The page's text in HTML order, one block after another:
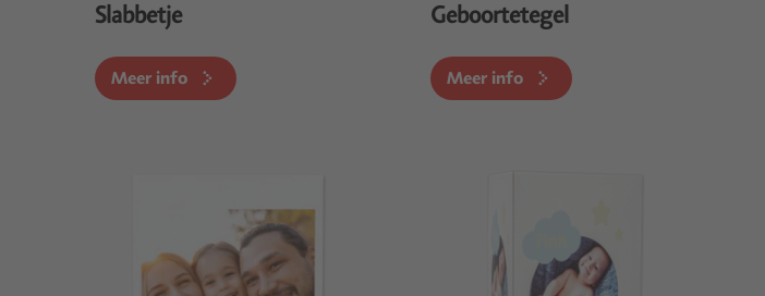
Slabbetje
Meer info
Geboortetegel
Meer info